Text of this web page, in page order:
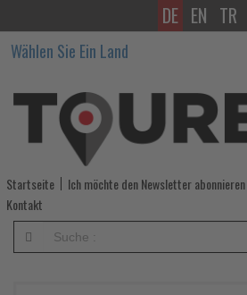
‘MACHERINNEN
#Touristik
powered
by
Reiseland’
geht
in
DE EN TR
Wählen Sie Ein Land
Startseite Ich möchte den Newsletter abonnieren
Kontakt